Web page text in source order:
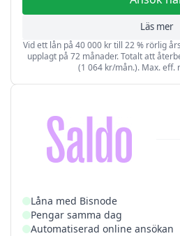
Läs mer
Vid ett lån på 40 000 kr till 22 % rörlig
upplagt på 72 månader. Totalt att
(1 064 kr/mån.). Max. eff.
Låna med Bisnode
Pengar samma dag
Automatiserad online ansökan